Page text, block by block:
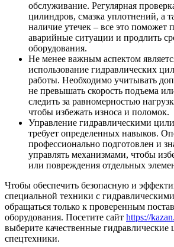
обслуживание. Регулярная
цилиндров, смазка уплотнений, а
наличие утечек – все это поможет
аварийные ситуации и продлить
оборудования.
Не менее важным аспектом
использование гидравлических
работы. Необходимо учитывать
не превышать скорость подъема
следить за равномерностью
чтобы избежать износа и поломок.
Управление гидравлическими
требует определенных навыков.
профессионально подготовлен и
управлять механизмами, чтобы
или повреждения отдельных
Чтобы обеспечить безопасную и
специальной техники с
обращаться только к проверенным
оборудования. Посетите сайт https://
выберите качественные
спецтехники.